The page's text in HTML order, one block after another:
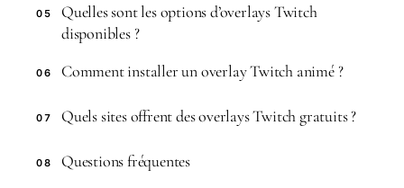
05
Quelles sont les options d’overlays Twitch
disponibles ?
06 Comment installer un overlay Twitch animé ?
07 Quels sites offrent des overlays Twitch gratuits ?
08 Questions fréquentes